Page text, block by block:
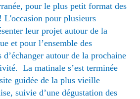
pour le plus petit format des
L'occasion pour plusieurs
leur projet autour de la
et pour l’ensemble des
d’échanger autour de la prochaine
La matinale s’est terminée
guidée de la plus vieille
suivie d’une dégustation des